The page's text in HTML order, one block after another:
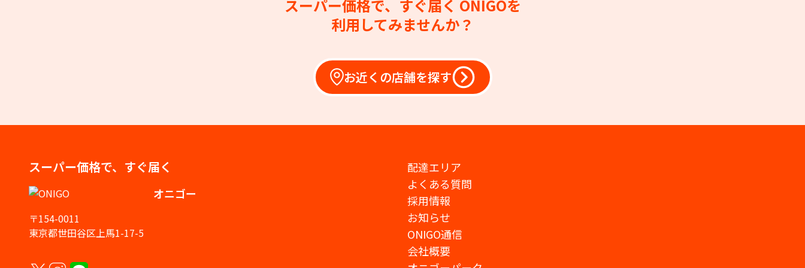
スーパー価格で、すぐ届く ONIGOを
利用してみませんか？
お近くの店舗を探す
スーパー価格で、すぐ届く
オニゴー
〒154-0011
東京都世田谷区上馬1-17-5
配達エリア
よくある質問
採用情報
お知らせ
ONIGO通信
会社概要